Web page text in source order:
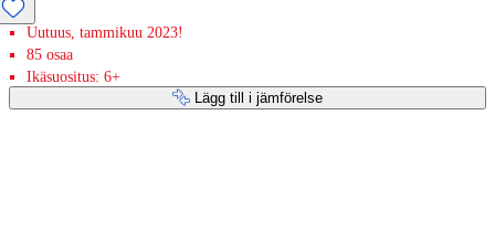
Uutuus, tammikuu 2023!
85 osaa
Ikäsuositus: 6+
Lägg till i jämförelse